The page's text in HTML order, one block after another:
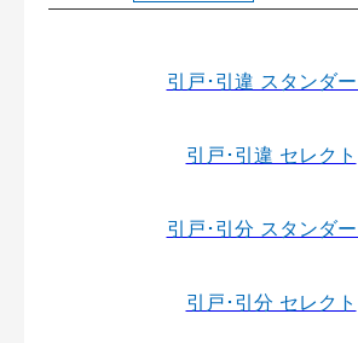
引戸･引違 スタンダ
引戸･引違 セレクト
引戸･引分 スタンダ
引戸･引分 セレクト